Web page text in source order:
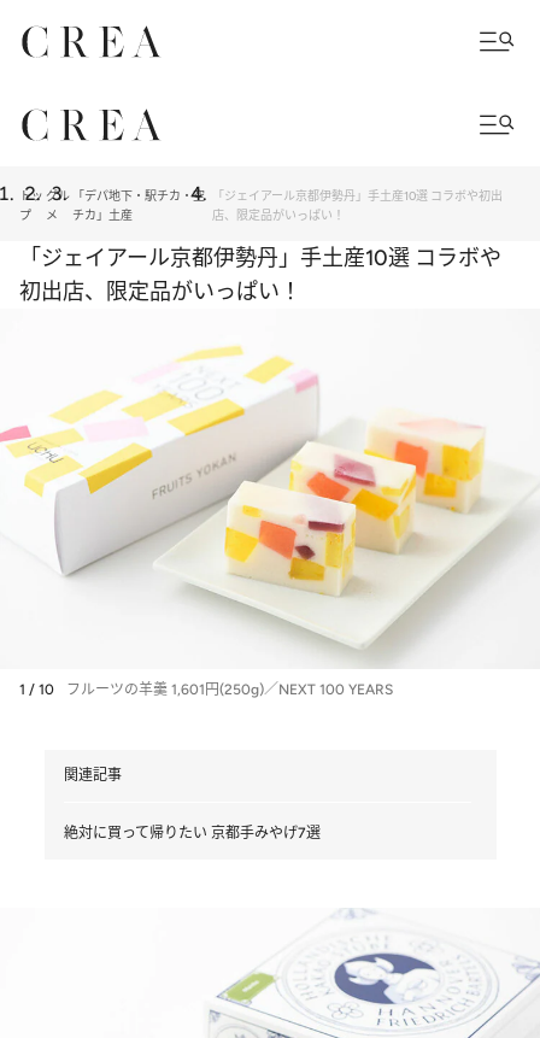
トッ
プ
グル
メ
「デパ地下・駅チカ・空
チカ」土産
「ジェイアール京都伊勢丹」手土産10選 コラボや初出
店、限定品がいっぱい！
「ジェイアール京都伊勢丹」手土産10選 コラボや
初出店、限定品がいっぱい！
1 / 10 フルーツの羊羹 1,601円(250g)／NEXT 100 YEARS
関連記事
絶対に買って帰りたい 京都手みやげ7選